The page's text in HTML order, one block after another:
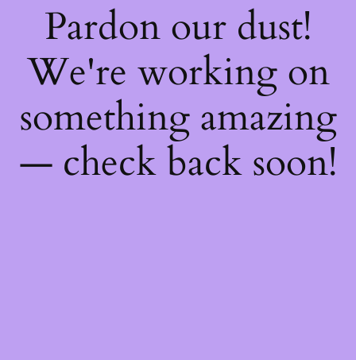
Pardon our dust!
We're working on
something amazing
— check back soon!